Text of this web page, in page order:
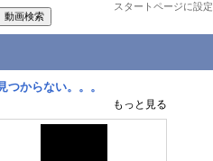
スタートページに設定
つからない。。。
もっと見る